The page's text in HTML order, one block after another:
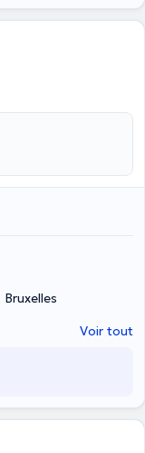
Voir tout